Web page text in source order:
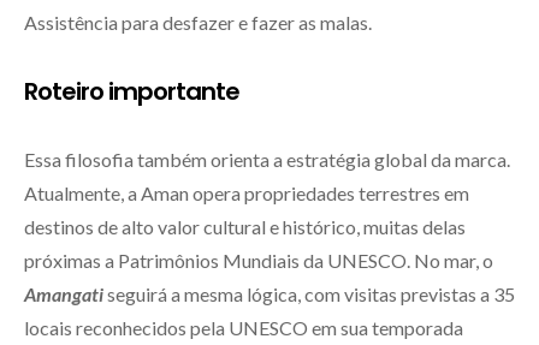
Assistência para desfazer e fazer as malas.
Roteiro importante
Essa filosofia também orienta a estratégia global da marca.
Atualmente, a Aman opera propriedades terrestres em
destinos de alto valor cultural e histórico, muitas delas
próximas a Patrimônios Mundiais da UNESCO. No mar, o
Amangatiseguirá a mesma lógica, com visitas previstas a 35
locais reconhecidos pela UNESCO em sua temporada